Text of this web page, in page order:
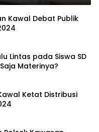
Kawal Debat Publik
Lintas pada Siswa SD
Materinya?
Ketat Distribusi